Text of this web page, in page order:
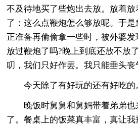
不及待地买了些炮出去放。放着
了：这么点鞭炮怎么够放呢。于是
正准备再偷偷拿一些时，被外婆
放过鞭炮了吗?晚上到底还放不放
叨，我们只好作罢。我只能垂头丧
今天除了有好玩的还有好吃的
晚饭时舅舅和舅妈带着弟弟
了。餐桌上的饭菜真丰富，真让